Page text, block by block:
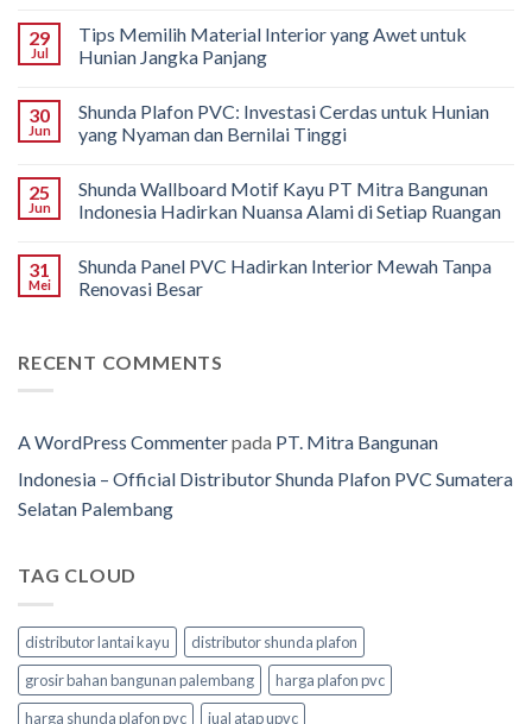
29
Jul
Tips Memilih Material Interior yang Awet untuk
Hunian Jangka Panjang
30
Jun
Shunda Plafon PVC: Investasi Cerdas untuk Hunian
yang Nyaman dan Bernilai Tinggi
25
Jun
Shunda Wallboard Motif Kayu PT Mitra Bangunan
Indonesia Hadirkan Nuansa Alami di Setiap Ruangan
31
Mei
Shunda Panel PVC Hadirkan Interior Mewah Tanpa
Renovasi Besar
RECENT COMMENTS
A WordPress Commenterpada PT. Mitra Bangunan
Indonesia – Official Distributor Shunda Plafon PVC Sumatera
Selatan Palembang
TAG CLOUD
distributor lantai kayu
distributor shunda plafon
grosir bahan bangunan palembang
harga plafon pvc
harga shunda plafon pvc
jual atap upvc